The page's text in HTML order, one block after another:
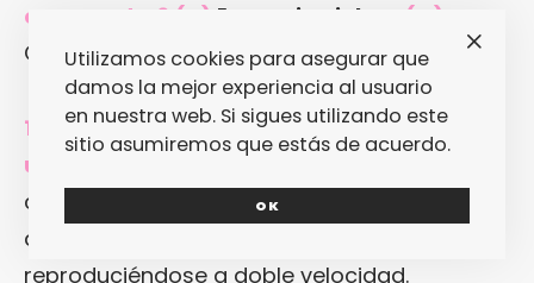
espectador? (P) En Justin Bieber
(C)
Cuando vino Juan Gabriela Chihuahua.
11. La cosa más rara que te ha pasado en
un concierto (tuyo)…
concierto nos falló la computadora y se
quedo un loop mal grabado
reproduciéndose a doble velocidad.
Utilizamos cookies para asegurar que
damos la mejor experiencia al usuario
en nuestra web. Si sigues utilizando este
sitio asumiremos que estás de acuerdo.
OK